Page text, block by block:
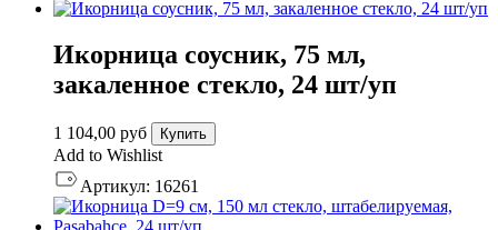
Икорница соусник, 75 мл,
закаленное стекло, 24 шт/уп
1 104,00 руб Купить
Add to Wishlist
Артикул: 16261